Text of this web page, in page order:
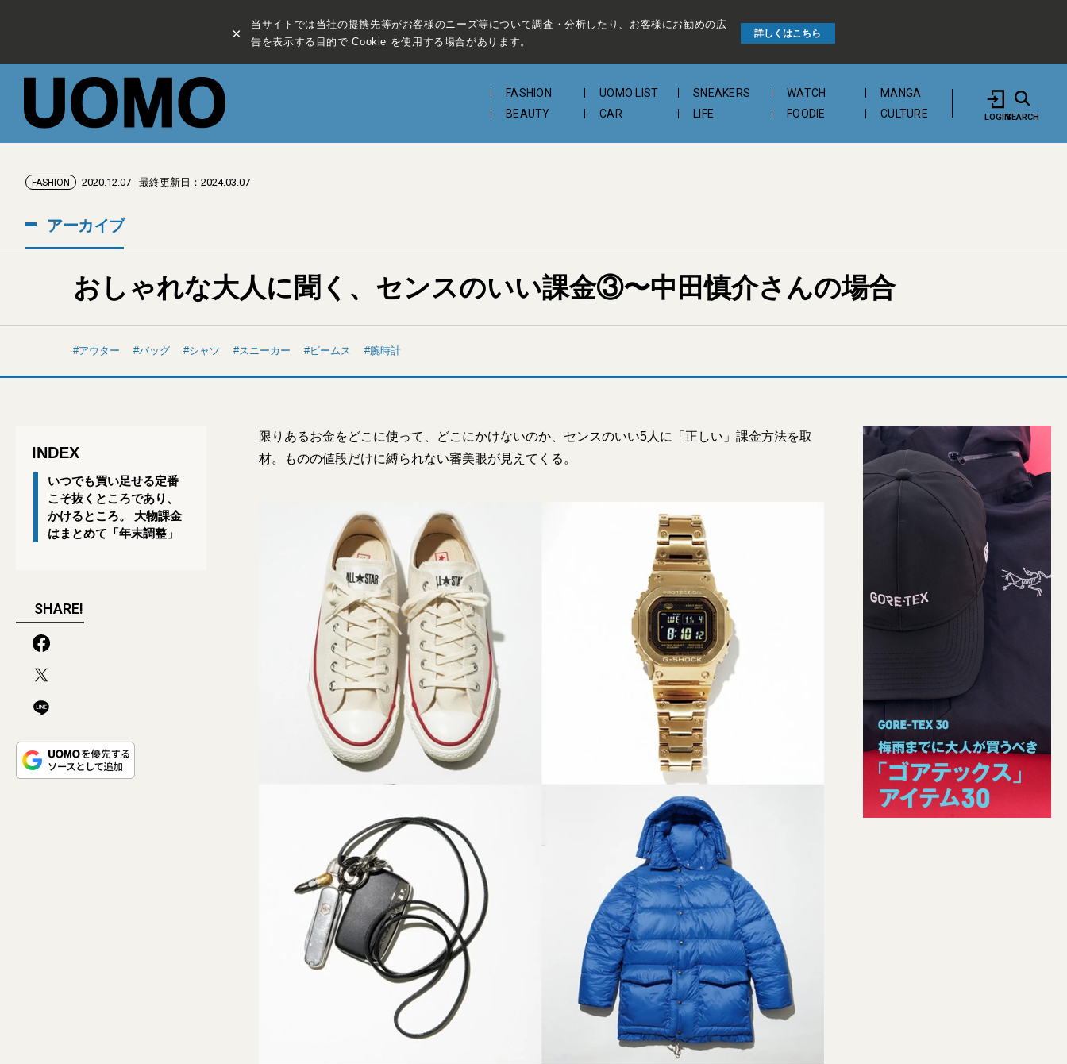
×
当サイトでは当社の提携先等がお客様のニーズ等について調査・分析したり、お客様にお勧めの広
告を表示する目的で Cookie を使用する場合があります。
詳しくはこちら
FASHION UOMO LIST SNEAKERS WATCH
MANGA
BEAUTY
CAR LIFE FOODIE CULTURE LOGINSEARCH
FASHION 2020.12.07 最終更新日：2024.03.07
アーカイブ
おしゃれな大人に聞く、センスのいい課金③〜中田慎介さんの場合
アウター バッグ シャツ スニーカー ビームス 腕時計
INDEX
いつでも買い足せる定番
こそ抜くところであり、
かけるところ。 大物課金
はまとめて「年末調整」
SHARE!
限りあるお金をどこに使って、どこにかけないのか、センスのいい5人に「正しい」課金方法を取
材。ものの値段だけに縛られない審美眼が見えてくる。